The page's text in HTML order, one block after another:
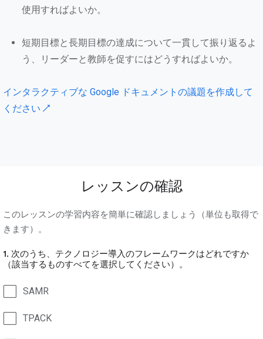
使用すればよいか。
短期目標と長期目標の達成について一貫して振り返るよ
う、リーダーと教師を促すにはどうすればよいか。
インタラクティブな Google ドキュメントの議題を作成して
ください ↗
レッスンの確認
このレッスンの学習内容を簡単に確認しましょう（単位も取得で
きます）。
1. 次のうち、テクノロジー導入のフレームワークはどれですか
（該当するものすべてを選択してください）。
SAMR
TPACK